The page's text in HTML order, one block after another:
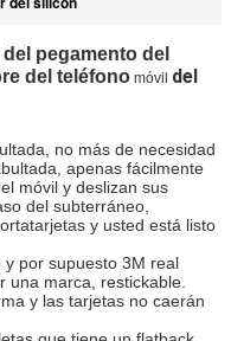
pegamento del
del teléfonomóvil del
no más de necesidad
apenas fácilmente
móvil y deslizan sus
del subterráneo,
y usted está listo
y por supuesto 3M real
una marca, restickable.
y las tarjetas no caerán